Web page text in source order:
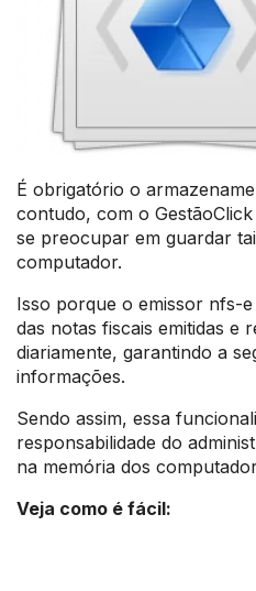
É obrigatório o
contudo, com o
se preocupar em guardar
computador.
Isso porque o emissor nfs-
das notas fiscais emitidas e
diariamente, garantindo a
informações.
Sendo assim, essa
responsabilidade do
na memória dos
Veja como é fácil: